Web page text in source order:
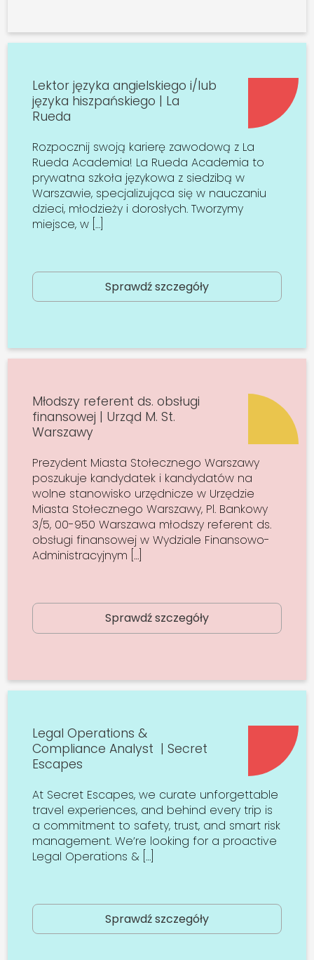
Lektor języka angielskiego i/lub
języka hiszpańskiego | La
Rueda
Rozpocznij swoją karierę zawodową z La
Rueda Academia! La Rueda Academia to
prywatna szkoła językowa z siedzibą w
Warszawie, specjalizująca się w nauczaniu
dzieci, młodzieży i dorosłych. Tworzymy
miejsce, w […]
Sprawdź szczegóły
Młodszy referent ds. obsługi
finansowej | Urząd M. St.
Warszawy
Prezydent Miasta Stołecznego Warszawy
poszukuje kandydatek i kandydatów na
wolne stanowisko urzędnicze w Urzędzie
Miasta Stołecznego Warszawy, Pl. Bankowy
3/5, 00-950 Warszawa młodszy referent ds.
obsługi finansowej w Wydziale Finansowo-
Administracyjnym […]
Sprawdź szczegóły
Legal Operations &
Compliance Analyst | Secret
Escapes
At Secret Escapes, we curate unforgettable
travel experiences, and behind every trip is
a commitment to safety, trust, and smart risk
management. We’re looking for a proactive
Legal Operations & […]
Sprawdź szczegóły